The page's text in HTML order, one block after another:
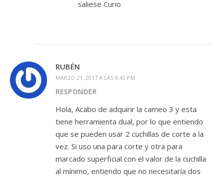
saliese Curio
RUBÉN
MARZO 21, 2017 A LAS 6:43 PM
RESPONDER
Hola, Acabo de adquirir la cameo 3 y esta
tiene herramienta dual, por lo que entiendo
que se pueden usar 2 cuchillas de corte a la
vez. Si uso una para corte y otra para
marcado superficial con el valor de la cuchilla
al mínimo, entiendo que no necesitaría dos